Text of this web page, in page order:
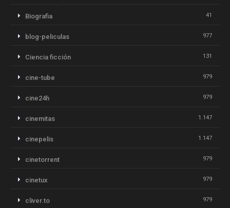
Biografia 41
blog-peliculas 977
Ciencia ficción 131
cine-tube 979
cine24h 979
cinemitas 1.147
cinepelis 1.147
cinetorrent 979
cinetux 979
cliver.to 979